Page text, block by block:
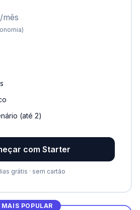
/mês
(até 2)
com Starter
grátis · sem cartão
MAIS POPULAR